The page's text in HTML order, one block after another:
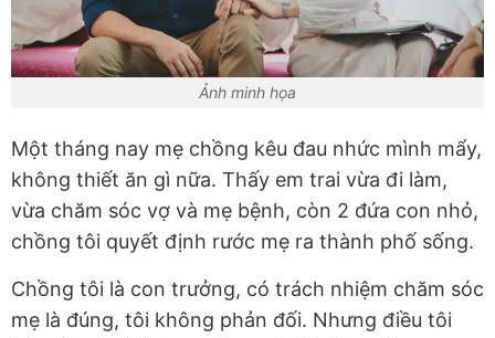
Ảnh minh họa
Một tháng nay mẹ chồng kêu đau nhức mình mẩy,
không thiết ăn gì nữa. Thấy em trai vừa đi làm,
vừa chăm sóc vợ và mẹ bệnh, còn 2 đứa con nhỏ,
chồng tôi quyết định rước mẹ ra thành phố sống.
Chồng tôi là con trưởng, có trách nhiệm chăm sóc
mẹ là đúng, tôi không phản đối. Nhưng điều tôi